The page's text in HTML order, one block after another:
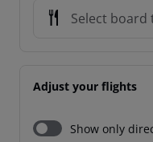
Select board
Adjust your flights
Show only